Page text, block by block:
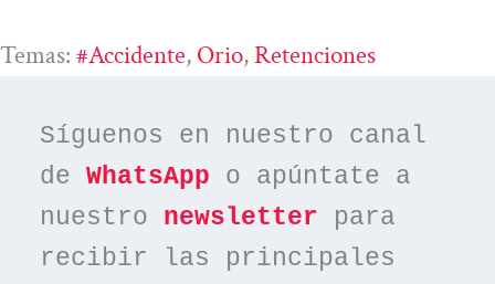
Temas: #accidente, Orio, Retenciones
Síguenos en nuestro canal
de WhatsApp o apúntate a
nuestro newsletter para
recibir las principales